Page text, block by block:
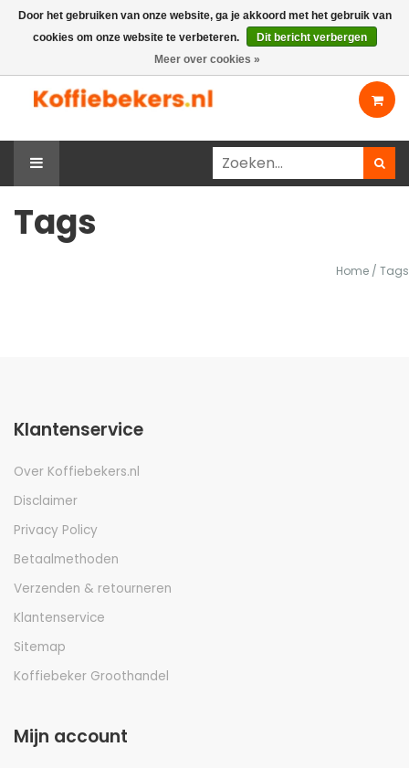
Mijn account Contact
Tags
Home / Tags
Klantenservice
Over Koffiebekers.nl
Disclaimer
Privacy Policy
Betaalmethoden
Verzenden & retourneren
Klantenservice
Sitemap
Koffiebeker Groothandel
Mijn account
Door het gebruiken van onze website, ga je akkoord met het gebruik van
cookies om onze website te verbeteren.
Dit bericht verbergen
Meer over cookies »